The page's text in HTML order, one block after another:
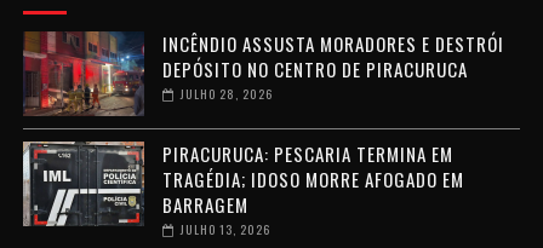
INCÊNDIO ASSUSTA MORADORES E DESTRÓI
DEPÓSITO NO CENTRO DE PIRACURUCA
JULHO 28, 2026
PIRACURUCA: PESCARIA TERMINA EM
TRAGÉDIA; IDOSO MORRE AFOGADO EM
BARRAGEM
JULHO 13, 2026